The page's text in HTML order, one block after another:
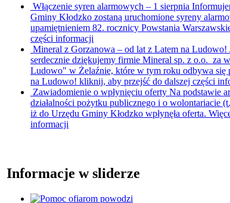
Włączenie syren alarmowych – 1 sierpnia
Gminy Kłodzko zostaną uruchomione syreny
upamiętnieniem 82. rocznicy Powstania
części informacji
Mineral z Gorzanowa – od lat z Latem na Ludowo!
serdecznie dziękujemy firmie Mineral sp. z o.o. za
Ludowo" w Żelaźnie, które w tym roku odbywa
na Ludowo! kliknij, aby przejść do dalszej części
Zawiadomienie o wpłynięciu oferty Na podstawie
działalności pożytku publicznego i o wolontariacie
iż do Urzędu Gminy Kłodzko wpłynęła oferta.
informacji
Informacje w sliderze